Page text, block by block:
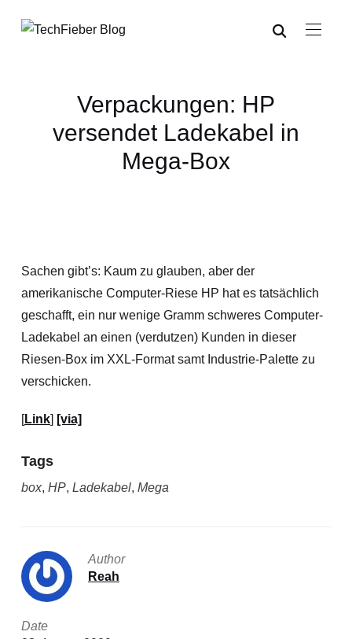
Verpackungen: HP
versendet Ladekabel in
Mega-Box
Sachen gibt’s: Kaum zu glauben, aber der
amerikanische Computer-Riese HP hat es tatsächlich
geschafft, ein nur wenige Gramm schweres Computer-
Ladekabel an einen (verdutzen) Kunden in dieser
Riesen-Box im XXL-Format samt Industrie-Palette zu
verschicken.
[Link] [via]
Tags
box, HP, Ladekabel, Mega
Author
Reah
Date